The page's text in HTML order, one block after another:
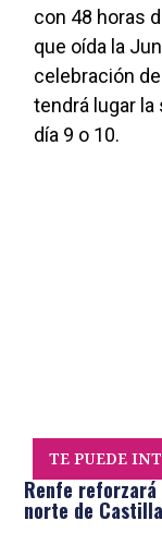
con 48 horas
que oída la
celebración
tendrá lugar la
día 9 o 10.
TE PUEDE
Renfe
norte de